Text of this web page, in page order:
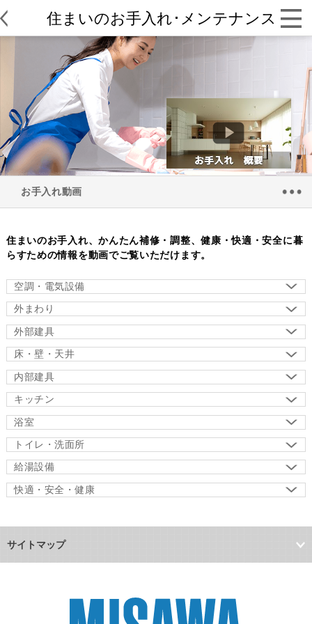
住まいのお手入れ･メンテナンス
お手入れ動画
住まいのお手入れ、かんたん補修・調整、健康・快適・安全に暮
らすための情報を動画でご覧いただけます。
空調・電気設備
外まわり
外部建具
床・壁・天井
内部建具
キッチン
浴室
トイレ・洗面所
給湯設備
快適・安全・健康
サイトマップ